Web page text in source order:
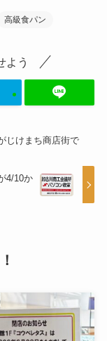
高級食パン
よう
じけまち商店街で
4/10か